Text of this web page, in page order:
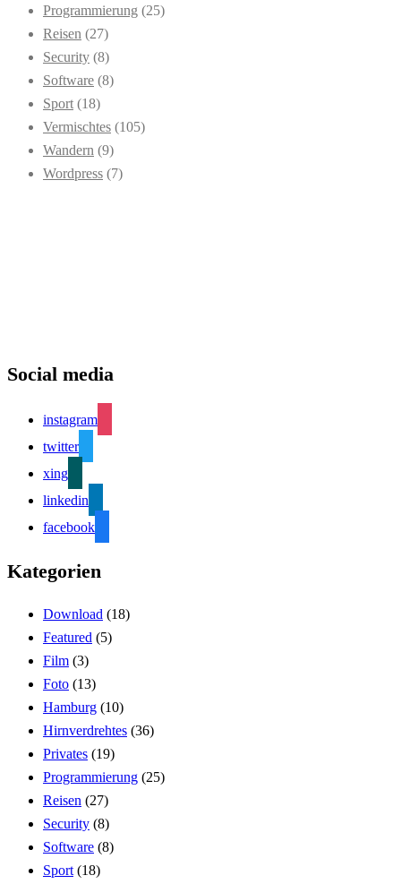
Programmierung (25)
Reisen (27)
Security (8)
Software (8)
Sport (18)
Vermischtes (105)
Wandern (9)
Wordpress (7)
Social media
instagram
twitter
xing
linkedin
facebook
Kategorien
Download (18)
Featured (5)
Film (3)
Foto (13)
Hamburg (10)
Hirnverdrehtes (36)
Privates (19)
Programmierung (25)
Reisen (27)
Security (8)
Software (8)
Sport (18)